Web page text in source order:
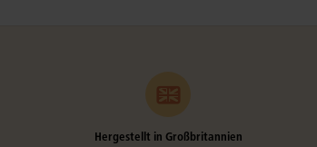
Hergestellt in Großbritannien